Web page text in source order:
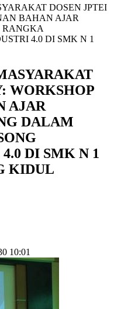
DOSEN JPTEI
BAHAN AJAR
RANGKA
4.0 DI SMK N 1
WORKSHOP
AJAR
DALAM
DI SMK N 1
KIDUL
10:01